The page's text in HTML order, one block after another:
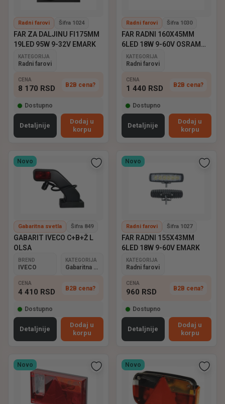
Radni farovi Šifra 1024
FAR ZA DALJINU FI175MM
19LED 95W 9-32V EMARK
KATEGORIJA
Radni farovi
CENA
8 170 RSD B2B cena?
Dostupno
Detaljnije
Dodaj u
korpu
Radni farovi Šifra 1030
FAR RADNI 160X45MM
6LED 18W 9-60V OSRAM
EMARK
KATEGORIJA
Radni farovi
CENA
1 440 RSD B2B cena?
Dostupno
Detaljnije
Dodaj u
korpu
Novo
Gabaritna svetla Šifra 849
GABARIT IVECO C+B+Ž L
OLSA
BREND
IVECO
KATEGORIJA
Gabaritna svetla
CENA
4 410 RSD B2B cena?
Dostupno
Detaljnije
Dodaj u
korpu
Novo
Radni farovi Šifra 1027
FAR RADNI 155X43MM
6LED 18W 9-60V EMARK
KATEGORIJA
Radni farovi
CENA
960 RSD B2B cena?
Dostupno
Detaljnije
Dodaj u
korpu
Novo Novo